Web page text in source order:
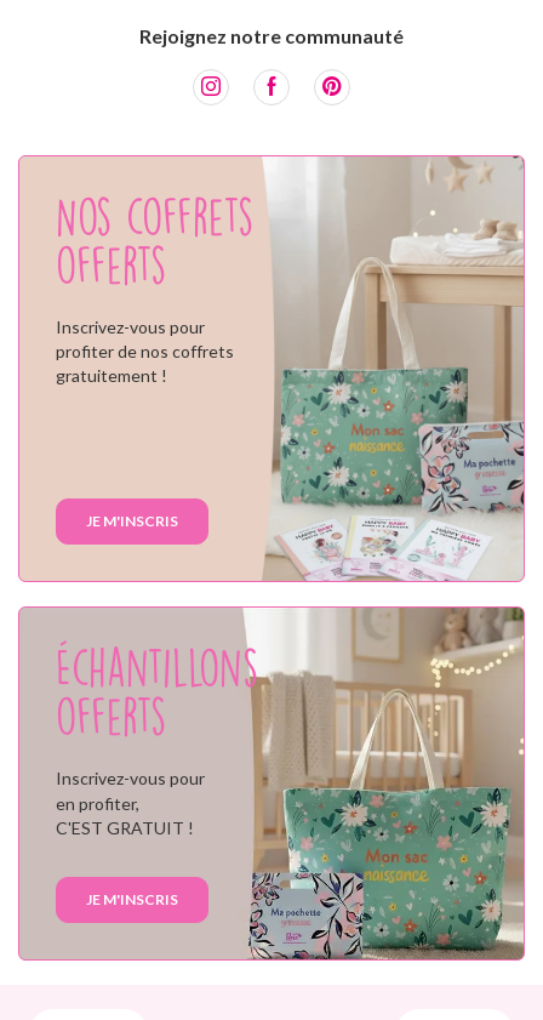
Rejoignez notre communauté
Nos coffrets
offerts
Inscrivez-vous pour
profiter de nos coffrets
gratuitement !
JE M'INSCRIS
Échantillons
offerts
Inscrivez-vous pour
en profiter,
C'EST GRATUIT !
JE M'INSCRIS